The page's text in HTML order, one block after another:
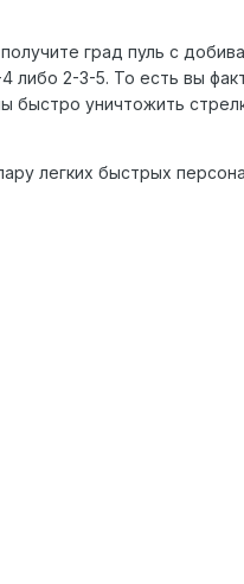
град пуль с
2-3-5. То есть вы
уничтожить
легких быстрых